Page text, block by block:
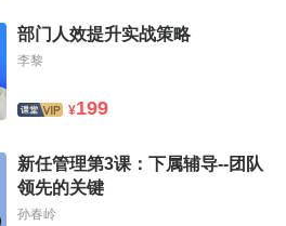
了。
選擇，喜歡尋找“既要又要”的平
市場中，大部分人都這麼選擇的
也是七虧二平一賺的由來。
的選擇，不是簡單的冒險，而是
部门人效提升实战策略
李黎
¥199
新任管理第3课：下属辅导--团队
领先的关键
孙春岭